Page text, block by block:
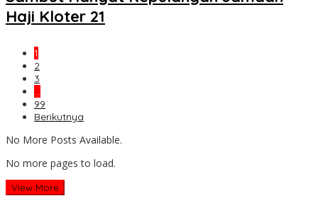
Haji Kloter 21
1
2
3
…
99
Berikutnya
No More Posts Available.
No more pages to load.
View More